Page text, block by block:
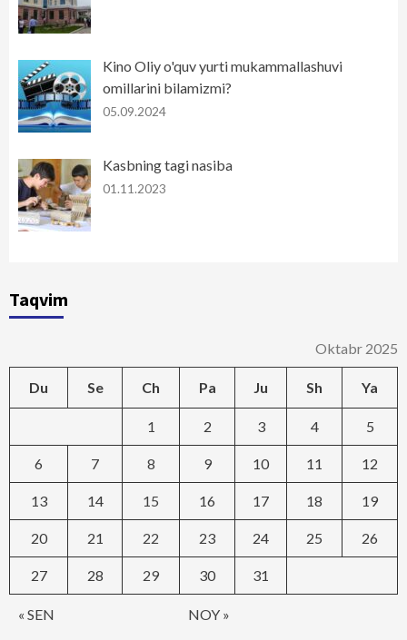
Kino Oliy o'quv yurti mukammallashuvi
omillarini bilamizmi?
05.09.2024
Kasbning tagi nasiba
01.11.2023
Taqvim
Oktabr 2025
Du Se Ch Pa Ju Sh Ya
« SEN NOY »
1 2 3 4 5
6 7 8 9 10 11 12
13 14 15 16 17 18 19
20 21 22 23 24 25 26
27 28 29 30 31